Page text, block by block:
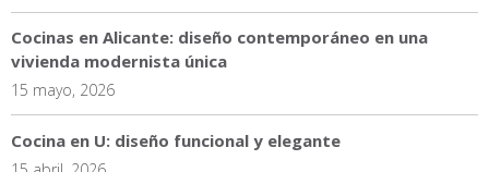
Cocinas en Alicante: diseño contemporáneo en una
vivienda modernista única
15 mayo, 2026
Cocina en U: diseño funcional y elegante